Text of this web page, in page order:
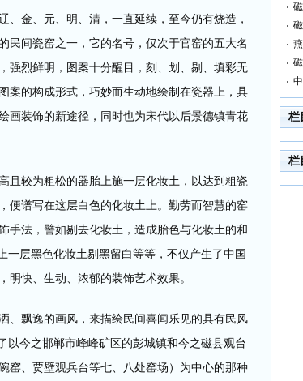
金、元、明、清，一直延续，至今仍有烧造，
民间瓷窑之一，它的名号，仅次于官窑的五大名
强烈鲜明，图案十分醒目，刻、划、剔、填彩无
案的构成形式，巧妙而生动地绘制在瓷器上，具
画装饰的新途径，同时也为宋代以后景德镇青花
较为粗松的器胎上施一层化妆土，以达到粗瓷
便谱写在这层白色的化妆土上。勤劳而智慧的窑
手法，譬如剔去化妆土，造成胎色与化妆土的和
一层黑色化妆土剔黑留白等等，不仅产生了中国
明快、生动、浓郁的装饰艺术效果。
飘逸的画风，来描绘民间喜闻乐见的具有民风
以今之邯郸市峰峰矿区的彭城镇和今之磁县观台
窑、贾壁观兵台等七、八处窑场）为中心的那种
栏
栏